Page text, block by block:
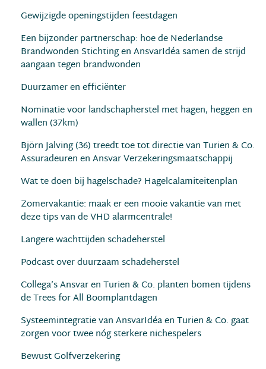
Gewijzigde openingstijden feestdagen
Een bijzonder partnerschap: hoe de Nederlandse
Brandwonden Stichting en AnsvarIdéa samen de strijd
aangaan tegen brandwonden
Duurzamer en efﬁciënter
Nominatie voor landschapherstel met hagen, heggen en
wallen (37km)
Björn Jalving (36) treedt toe tot directie van Turien & Co.
Assuradeuren en Ansvar Verzekeringsmaatschappij
Wat te doen bij hagelschade? Hagelcalamiteitenplan
Zomervakantie: maak er een mooie vakantie van met
deze tips van de VHD alarmcentrale!
Langere wachttijden schadeherstel
Podcast over duurzaam schadeherstel
Collega’s Ansvar en Turien & Co. planten bomen tijdens
de Trees for All Boomplantdagen
Systeemintegratie van AnsvarIdéa en Turien & Co. gaat
zorgen voor twee nóg sterkere nichespelers
Bewust Golfverzekering